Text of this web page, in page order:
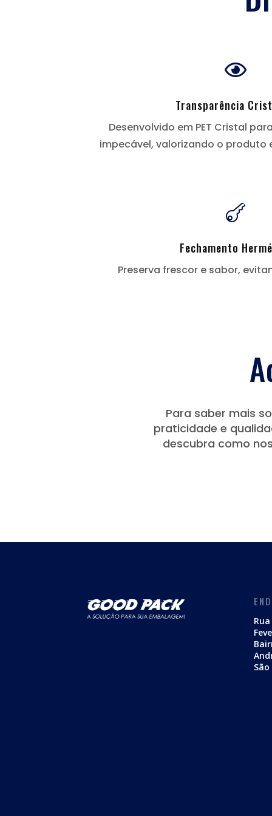

Transparência
Desenvolvido em PET Cristal
impecável, valorizando o produto

Fechamento
Preserva frescor e sabor,
Para saber mais
praticidade e
descubra como